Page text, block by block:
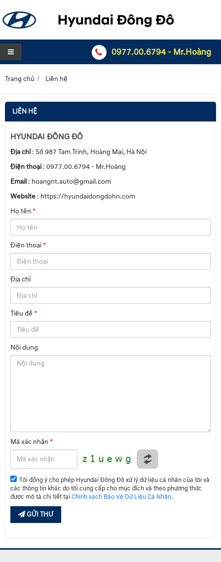
0977.00.6794 - Mr.Hoàng
Trang chủ Liên hệ
LIÊN HỆ
HYUNDAI ĐÔNG ĐÔ
Địa chỉ: Số 987 Tam Trinh, Hoàng Mai, Hà Nội
Điện thoại : 0977.00.6794 - Mr.Hoàng
Email : hoangnt.auto@gmail.com
Website : https://hyundaidongdohn.com
Họ tên *
Điện thoại*
Địa chỉ
Tiêu đề *
Nội dung
Mã xác nhận *
Tôi đồng ý cho phép Hyundai Đông Đô xử lý dữ liệu cá nhân của tôi và
các thông tin khác do tôi cung cấp cho mục đích và theo phương thức
được mô tả chi tiết tạiChính sách Bảo Vệ Dữ Liệu Cá Nhân.
GỬI THƯ